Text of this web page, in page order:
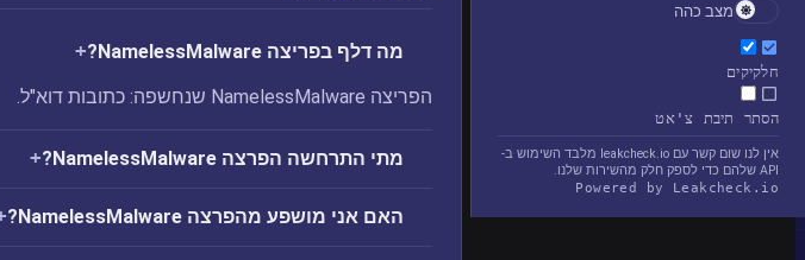
מצב כהה
חלקיקים
הסתר תיבת צ'אט
אין לנו שום קשר עם leakcheck.io מלבד השימוש ב-
API שלהם כדי לספק חלק מהשירות שלנו.
Powered by Leakcheck.io
מה דלף בפריצה NamelessMalware?
הפריצה NamelessMalware שנחשפה: כתובות דוא"ל.
מתי התרחשה הפרצה NamelessMalware?
האם אני מושפע מהפרצה NamelessMalware?